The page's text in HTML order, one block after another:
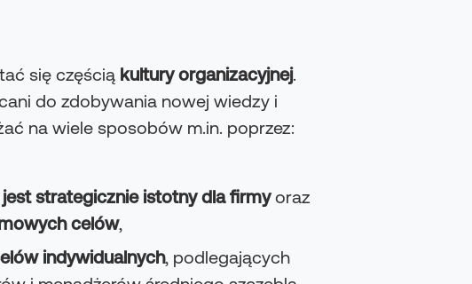
się częścią kultury organizacyjnej.
do zdobywania nowej wiedzy i
na wiele sposobów m.in. poprzez:
strategicznie istotny dla firmyoraz
celów,
indywidualnych, podlegających